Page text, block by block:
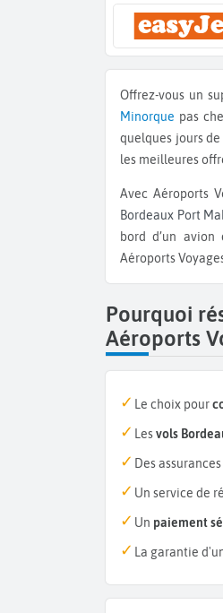
Offrez-vous un
Minorque pas
quelques jours
les meilleures
Avec Aéroports
Bordeaux Port
bord d’un
Aéroports
Pourquoi
Aéroports
Le choix pour
Lesvols
Des
Un service de
Un paiement
La garantie